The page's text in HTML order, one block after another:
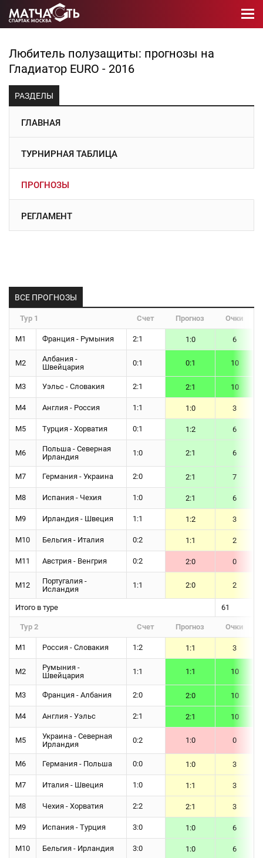
Любитель полузащиты: прогнозы на
Гладиатор EURO - 2016
РАЗДЕЛЫ
ГЛАВНАЯ
ТУРНИРНАЯ ТАБЛИЦА
ПРОГНОЗЫ
РЕГЛАМЕНТ
ВСЕ ПРОГНОЗЫ
Тур 1 Счет Прогноз Очки
М1 Франция - Румыния 2:1 1:0 6
М2
Албания -
Швейцария
0:1 0:1 10
М3 Уэльс - Словакия 2:1 2:1 10
М4 Англия - Россия 1:1 1:0 3
М5 Турция - Хорватия 0:1 1:2 6
М6
Польша - Северная
Ирландия
1:0 2:1 6
М7 Германия - Украина 2:0 2:1 7
М8 Испания - Чехия 1:0 2:1 6
М9 Ирландия - Швеция 1:1 1:2 3
М10 Бельгия - Италия 0:2 1:1 2
М11 Австрия - Венгрия 0:2 2:0 0
М12
Португалия -
Исландия
1:1 2:0 2
Итого в туре 61
Тур 2 Счет Прогноз Очки
М1 Россия - Словакия 1:2 1:1 3
М2
Румыния -
Швейцария
1:1 1:1 10
М3 Франция - Албания 2:0 2:0 10
М4 Англия - Уэльс 2:1 2:1 10
М5
Украина - Северная
Ирландия
0:2 1:0 0
М6 Германия - Польша 0:0 1:0 3
М7 Италия - Швеция 1:0 1:1 3
М8 Чехия - Хорватия 2:2 2:1 3
М9 Испания - Турция 3:0 1:0 6
М10 Бельгия - Ирландия 3:0 1:0 6